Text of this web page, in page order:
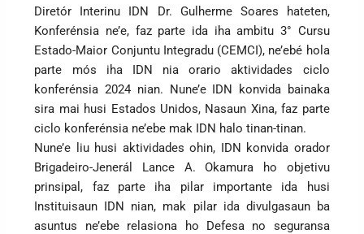
Diretór Interinu IDN Dr. Gulherme Soares hateten,
Konferénsia ne’e, faz parte ida iha ambitu 3° Cursu
Estado-Maior Conjuntu Integradu (CEMCI), ne’ebé hola
parte mós iha IDN nia orario aktividades ciclo
konferénsia 2024 nian. Nune’e IDN konvida bainaka
sira mai husi Estados Unidos, Nasaun Xina, faz parte
ciclo konferénsia ne’ebe mak IDN halo tinan-tinan.
Nune’e liu husi aktividades ohin, IDN konvida orador
Brigadeiro-Jenerál Lance A. Okamura ho objetivu
prinsipal, faz parte iha pilar importante ida husi
Instituisaun IDN nian, mak pilar ida divulgasaun ba
asuntus ne’ebe relasiona ho Defesa no seguransa